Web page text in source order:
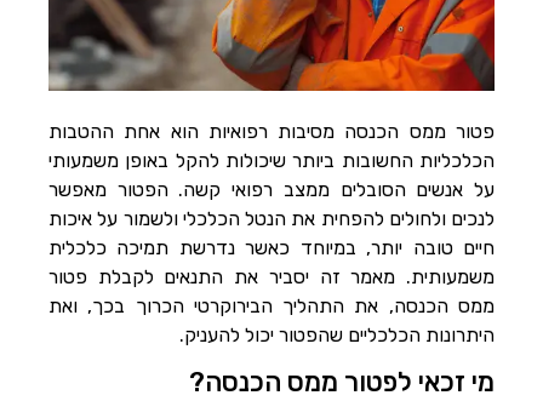
format_underlined הוסף קו תחתון לקישורים
font_download סמן קישורים
את
האפשרויות
השארת משוב
פטור ממס הכנסה מסיבות רפואיות הוא אחת ההטבות
הכלכליות החשובות ביותר שיכולות להקל באופן משמעותי
על אנשים הסובלים ממצב רפואי קשה. הפטור מאפשר
לנכים ולחולים להפחית את הנטל הכלכלי ולשמור על איכות
חיים טובה יותר, במיוחד כאשר נדרשת תמיכה כלכלית
משמעותית. מאמר זה יסביר את התנאים לקבלת פטור
ממס הכנסה, את התהליך הבירוקרטי הכרוך בכך, ואת
היתרונות הכלכליים שהפטור יכול להעניק.
מי זכאי לפטור ממס הכנסה?